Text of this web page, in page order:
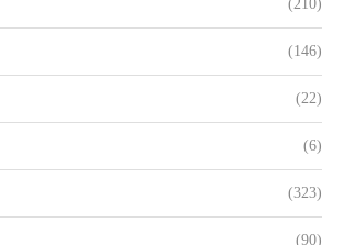
(210)
(146)
(22)
(6)
(323)
(90)